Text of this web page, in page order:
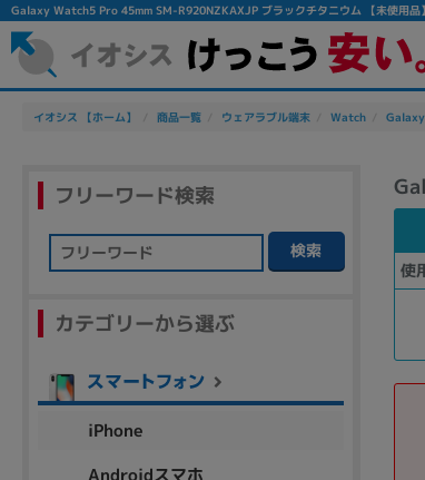
Galaxy Watch5 Pro 45mm SM-R920NZKAXJP ブラックチタニウム 【未使用品
イオシス 【ホーム】 商品一覧 ウェアラブル端末 Watch
使
フリーワード検索
検索
カテゴリーから選ぶ
iPhone
Androidスマホ
除外ワード
人気の検索ワード：Let's note EliteBook